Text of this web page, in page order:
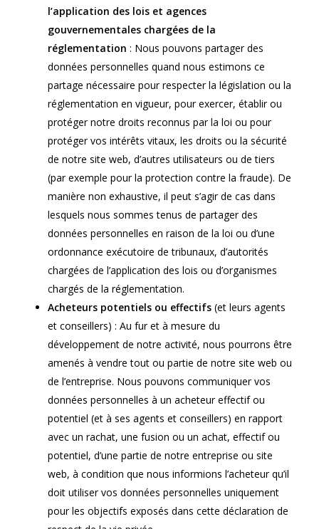
l’application des lois et agences
gouvernementales chargées de la
réglementation : Nous pouvons partager des
données personnelles quand nous estimons ce
partage nécessaire pour respecter la législation ou la
réglementation en vigueur, pour exercer, établir ou
protéger notre droits reconnus par la loi ou pour
protéger vos intérêts vitaux, les droits ou la sécurité
de notre site web, d’autres utilisateurs ou de tiers
(par exemple pour la protection contre la fraude). De
manière non exhaustive, il peut s’agir de cas dans
lesquels nous sommes tenus de partager des
données personnelles en raison de la loi ou d’une
ordonnance exécutoire de tribunaux, d’autorités
chargées de l’application des lois ou d’organismes
chargés de la réglementation.
Acheteurs potentiels ou effectifs(et leurs agents
et conseillers) : Au fur et à mesure du
développement de notre activité, nous pourrons être
amenés à vendre tout ou partie de notre site web ou
de l’entreprise. Nous pouvons communiquer vos
données personnelles à un acheteur effectif ou
potentiel (et à ses agents et conseillers) en rapport
avec un rachat, une fusion ou un achat, effectif ou
potentiel, d’une partie de notre entreprise ou site
web, à condition que nous informions l’acheteur qu’il
doit utiliser vos données personnelles uniquement
pour les objectifs exposés dans cette déclaration de